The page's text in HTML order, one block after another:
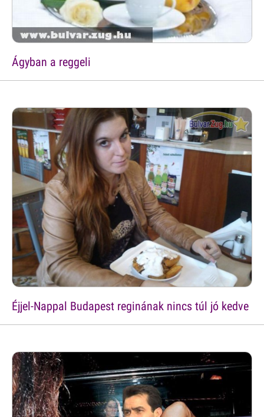
Ágyban a reggeli
Éjjel-Nappal Budapest reginának nincs túl jó kedve